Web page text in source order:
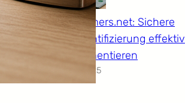
thegomers.net: Sichere
Authentifizierung effektiv
implementieren
14.12.2025